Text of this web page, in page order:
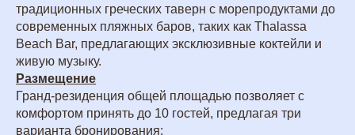
традиционных греческих таверн с морепродуктами до
современных пляжных баров, таких как Thalassa
Beach Bar, предлагающих эксклюзивные коктейли и
живую музыку.
Размещение
Гранд-резиденция общей площадью позволяет с
комфортом принять до 10 гостей, предлагая три
варианта бронирования: